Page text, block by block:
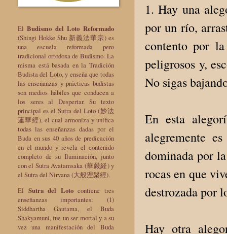
1. Hay una
por un río,
contento por
peligrosos y,
No sigas
En esta
alegremente
dominada por
rocas en que
destrozada por
Hay otra
ElBudismo del Loto Reformado
(Shingi Hokke Shu 新義法華宗) es
una escuela reformada pero
tradicional ortodoxa de Budismo. La
misma está basada en la Tradición
Budista del Loto, y enseña que todas
las enseñanzas y prácticas budistas
son medios hábiles que conducen a
los seres al Despertar. Su texto
principal es el Sutra del Loto (妙法
蓮華經), el cual armoniza y unifica
todas las enseñanzas dadas por el
Buda en sus 40 años de predicación
en el mundo y revela el contenido
completo de su Iluminación, junto
con el Sutra Avatamsaka (華厳経) y
el Sutra del Nirvana (大般涅槃經).
El Sutra del Lotocontiene tres
enseñanzas importantes: (1)
Siddhartha Gautama, el Buda
Shakyamuni, fue un ser mortal y a su
vez una manifestación del Buda